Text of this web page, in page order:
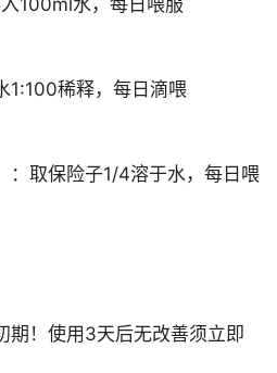
100ml水，每日喂服
1:100稀释，每日滴喂
：取保险子1/4溶于水，每日喂
期！使用3天后无改善须立即